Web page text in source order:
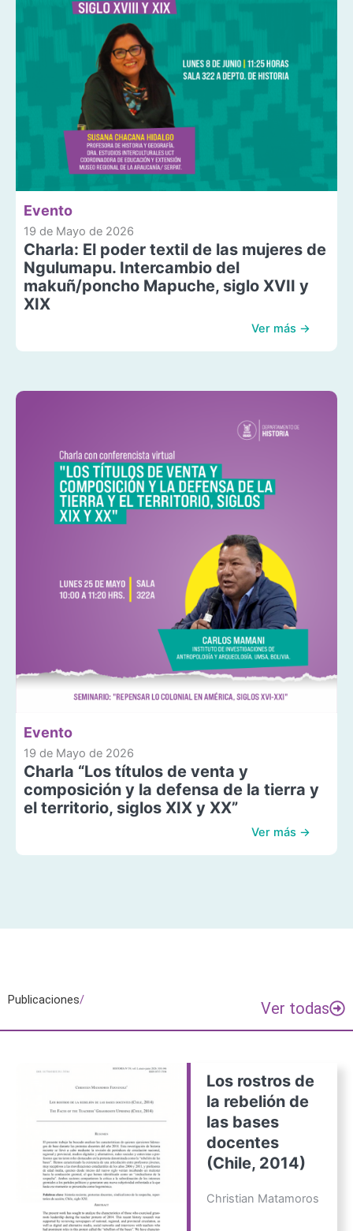
Evento
19 de Mayo de 2026
Charla: El poder textil de las mujeres de
Ngulumapu. Intercambio del
makuñ/poncho Mapuche, siglo XVII y
XIX
Ver más →
Evento
19 de Mayo de 2026
Charla “Los títulos de venta y
composición y la defensa de la tierra y
el territorio, siglos XIX y XX”
Ver más →
Publicaciones/ Ver todas
Los rostros de
la rebelión de
las bases
docentes
(Chile, 2014)
Christian Matamoros